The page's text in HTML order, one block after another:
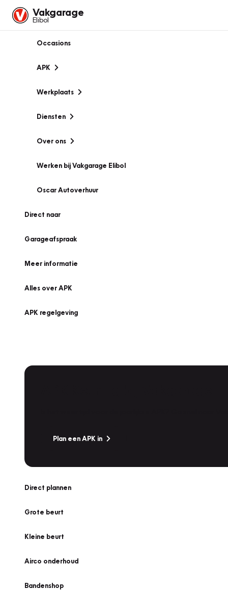
Vakgarage
Elibol
Occasions
APK
Werkplaats
Diensten
Over ons
Werken bij Vakgarage Elibol
Oscar Autoverhuur
Direct naar
Garageafspraak
Meer informatie
Alles over APK
APK regelgeving
Plan een APK in
Direct plannen
Grote beurt
Kleine beurt
Airco onderhoud
Bandenshop